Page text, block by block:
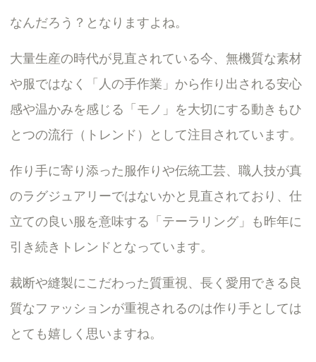
なんだろう？となりますよね。
大量生産の時代が見直されている今、無機質な素材
や服ではなく「人の手作業」から作り出される安心
感や温かみを感じる「モノ」を大切にする動きもひ
とつの流行（トレンド）として注目されています。
作り手に寄り添った服作りや伝統工芸、職人技が真
のラグジュアリーではないかと見直されており、仕
立ての良い服を意味する「テーラリング」も昨年に
引き続きトレンドとなっています。
裁断や縫製にこだわった質重視、長く愛用できる良
質なファッションが重視されるのは作り手としては
とても嬉しく思いますね。